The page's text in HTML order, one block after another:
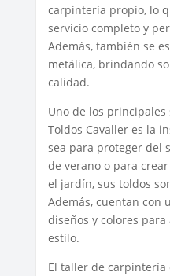
carpintería propio, lo
servicio completo y
Además, también se
metálica, brindando
calidad.
Uno de los
Toldos Cavaller es la
sea para proteger del
de verano o para
el jardín, sus toldos
Además, cuentan con
diseños y colores
estilo.
El taller de carpintería